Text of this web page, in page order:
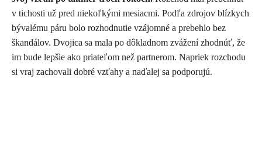
v tichosti už pred niekoľkými mesiacmi. Podľa zdrojov blízkych
bývalému páru bolo rozhodnutie vzájomné a prebehlo bez
škandálov. Dvojica sa mala po dôkladnom zvážení zhodnúť, že
im bude lepšie ako priateľom než partnerom. Napriek rozchodu
si vraj zachovali dobré vzťahy a naďalej sa podporujú.